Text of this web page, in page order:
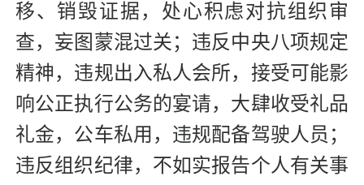
移、销毁证据，处心积虑对抗组织审
查，妄图蒙混过关；违反中央八项规定
精神，违规出入私人会所，接受可能影
响公正执行公务的宴请，大肆收受礼品
礼金，公车私用，违规配备驾驶人员；
违反组织纪律，不如实报告个人有关事